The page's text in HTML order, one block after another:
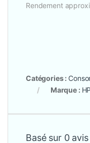
Rendement
Catégories :
Marque : HP
Basé sur 0 avis